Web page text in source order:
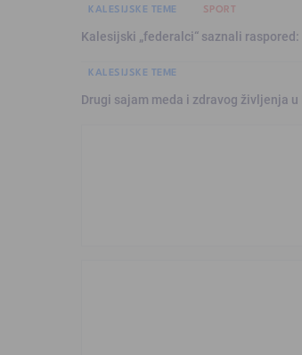
KALESIJSKE TEME SPORT
Kalesijski „federalci“ saznali
KALESIJSKE TEME
Drugi sajam meda i zdravog življenja